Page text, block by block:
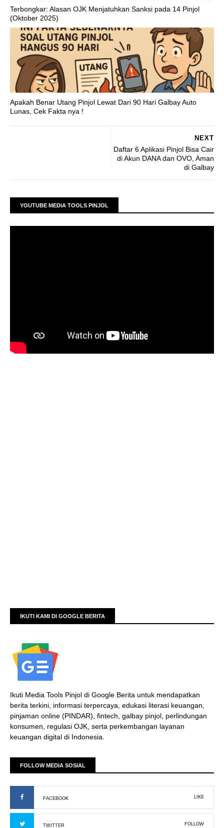
Terbongkar: Alasan OJK Menjatuhkan Sanksi pada 14 Pinjol
(Oktober 2025)
Apakah Benar Utang Pinjol Lewat Dari 90 Hari Galbay Auto
Lunas, Cek Fakta nya !
NEXT
Daftar 6 Aplikasi Pinjol Bisa Cair
di Akun DANA dan OVO, Aman
di Galbay
YOUTUBE MEDIA TOOLS PINJOL
IKUTI KAMI DI GOOGLE BERITA
Ikuti Media Tools Pinjol di Google Berita untuk mendapatkan
berita terkini, informasi terpercaya, edukasi literasi keuangan,
pinjaman online (PINDAR), fintech, galbay pinjol, perlindungan
konsumen, regulasi OJK, serta perkembangan layanan
keuangan digital di Indonesia.
FOLLOW MEDIA SOSIAL
FACEBOOK LIKE
TWITTER FOLLOW